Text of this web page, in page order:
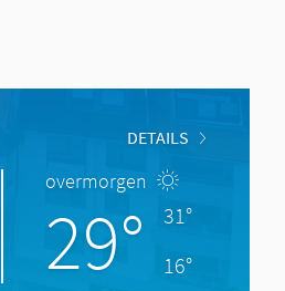
DETAILS
overmorgen
29°
31°
16°